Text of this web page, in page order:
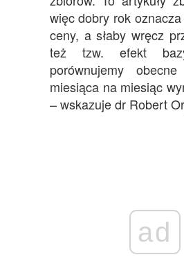
więc dobry rok
ceny, a słaby wręcz
też tzw. efekt
porównujemy
miesiąca na miesiąc
– wskazuje dr Robert
ad